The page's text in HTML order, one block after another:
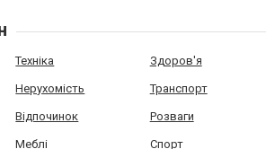
Техніка Здоров'я
Нерухомість Транспорт
Відпочинок Розваги
Меблі Спорт